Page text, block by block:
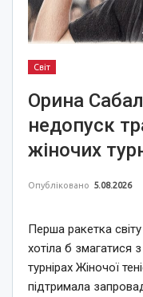
Світ
Орина
недопуск
жіночих
Опубліковано 5.08.2026
Перша ракетка
хотіла б змагатися
турнірах Жіночої
підтримала